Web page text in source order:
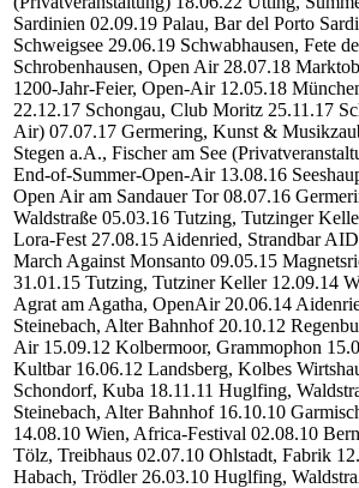
Sardinien 02.09.19 Palau, Bar del Porto
Schweigsee 29.06.19 Schwabhausen, Fete
Schrobenhausen, Open Air 28.07.18
1200-Jahr-Feier, Open-Air 12.05.18
22.12.17 Schongau, Club Moritz 25.11.17
Air) 07.07.17 Germering, Kunst &
Stegen a.A., Fischer am See
End-of-Summer-Open-Air 13.08.16
Open Air am Sandauer Tor 08.07.16
Waldstraße 05.03.16 Tutzing, Tutzinger
Lora-Fest 27.08.15 Aidenried, Strandbar
March Against Monsanto 09.05.15
31.01.15 Tutzing, Tutziner Keller 12.09.14
Agrat am Agatha, OpenAir 20.06.14
Steinebach, Alter Bahnhof 20.10.12
Air 15.09.12 Kolbermoor, Grammophon
Kultbar 16.06.12 Landsberg, Kolbes
Schondorf, Kuba 18.11.11 Huglfing,
Steinebach, Alter Bahnhof 16.10.10
14.08.10 Wien, Africa-Festival 02.08.10
Tölz, Treibhaus 02.07.10 Ohlstadt, Fabrik
Habach, Trödler 26.03.10 Huglfing,